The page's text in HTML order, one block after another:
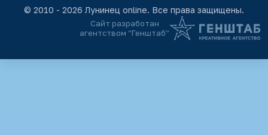
© 2010 - 2026 Лунинец online. Все права защищены.
Сайт разработан
агентством “Генштаб”